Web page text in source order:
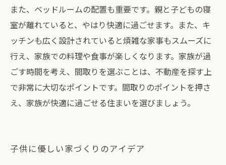
また、ベッドルームの配置も重要です。親と子どもの寝
室が離れていると、やはり快適に過ごせます。また、キ
ッチンも広く設計されていると煩雑な家事もスムーズに
行え、家族での料理や食事が楽しくなります。家族が過
ごす時間を考え、間取りを選ぶことは、不動産を探す上
で非常に大切なポイントです。間取りのポイントを押さ
え、家族が快適に過ごせる住まいを選びましょう。
子供に優しい家づくりのアイデア